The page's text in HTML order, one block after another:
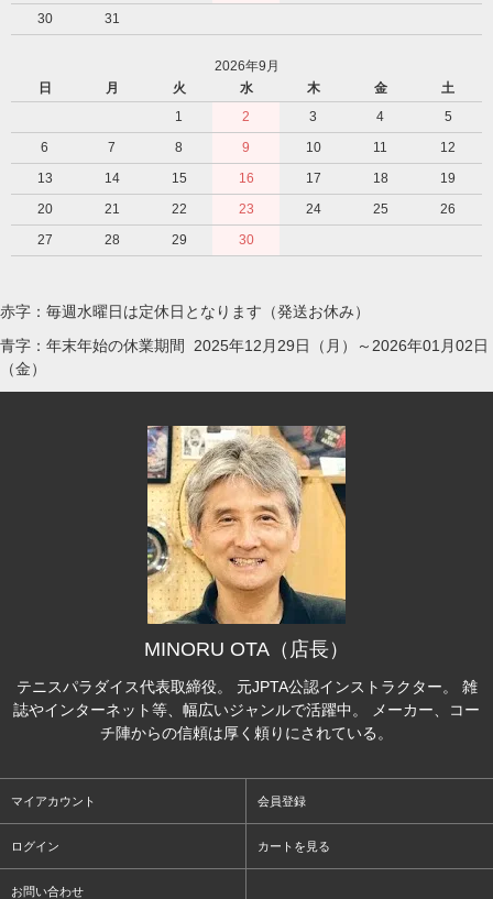
30
31
2026年9月
日
月 火 水 木 金
土
1
2 3 4
5
6
7 8 9 10 11
12
13
14 15 16 17 18
19
20
21 22 23 24 25
26
27
28 29 30
赤字：毎週水曜日は定休日となります（発送お休み）
青字：年末年始の休業期間 2025年12月29日（月）～2026年01月02日
（金）
MINORU OTA（店長）
テニスパラダイス代表取締役。 元JPTA公認インストラクター。 雑
誌やインターネット等、幅広いジャンルで活躍中。 メーカー、コー
チ陣からの信頼は厚く頼りにされている。
マイアカウント 会員登録
ログイン カートを見る
お問い合わせ